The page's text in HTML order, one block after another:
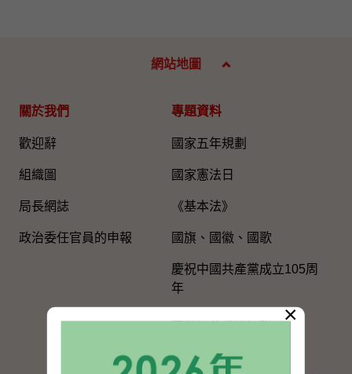
網站地圖
關於我們
歡迎辭
組織圖​
局長網誌
政治委任官員的申報
專題資料
國家五年規劃
國家憲法日
《基本法》
國旗、國徽、國歌
慶祝中國共產黨成立105周
年
粵港澳大灣區建設
與內地區域合作
×